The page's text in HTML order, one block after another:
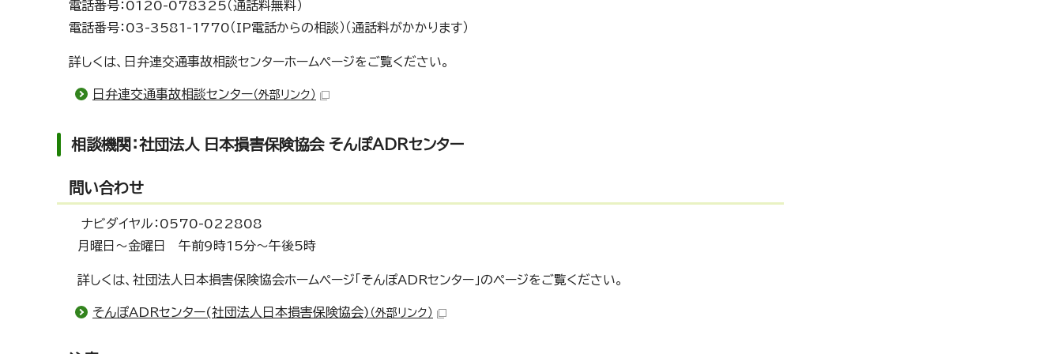
電話番号：0120-078325（通話料無料）
電話番号：03-3581-1770（IP電話からの相談）（通話料がかかります）
詳しくは、日弁連交通事故相談センターホームページをご覧ください。
日弁連交通事故相談センター（外部リンク）
相談機関：社団法人 日本損害保険協会 そんぽADRセンター
問い合わせ
ナビダイヤル：0570-022808
月曜日～金曜日 午前9時15分～午後5時
詳しくは、社団法人日本損害保険協会ホームページ「そんぽADRセンター」のページをご覧ください。
そんぽADRセンター(社団法人日本損害保険協会) （外部リンク）